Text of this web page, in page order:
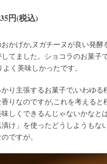
円(税込)
かげか,ヌガチーヌが良い発酵
てました。ショコラのお菓子
よく美味しかったです。
かり主張するお菓子で,いわゆる
りなのですが,これを考えると
しくできるんじゃないかなと
け」を使ったどうしようもな
ですが。